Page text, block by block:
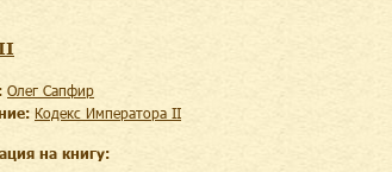
II
Олег Сапфир
Кодекс Императора II
на книгу: